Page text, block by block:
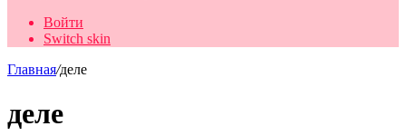
Войти
Switch skin
Главная/деле
деле